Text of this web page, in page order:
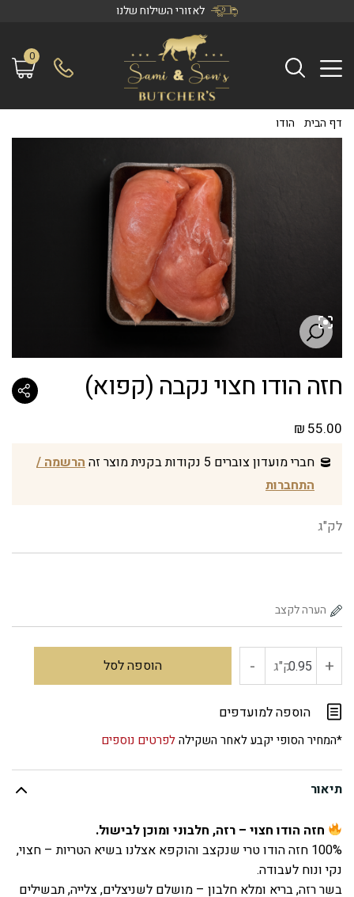
לאזורי השילוח שלנו
0
דף הבית הודו
חזה הודו חצוי נקבה (קפוא)
₪ 55.00
חברי מועדון צוברים 5 נקודות בקנית מוצר זה
הרשמה /
התחברות
לק"ג
+ כמות
חזה
הודו
נקבה
(קפוא)
ק"ג - הוספה לסל
הוספה למועדפים
*המחיר הסופי יקבע לאחר השקילהלפרטים נוספים
תיאור
חזה הודו חצוי – רזה, חלבוני ומוכן לבישול.
100% חזה הודו טרי שנקצב והוקפא אצלנו בשיא הטריות – חצוי,
נקי ונוח לעבודה.
בשר רזה, בריא ומלא חלבון – מושלם לשניצלים, צלייה, תבשילים